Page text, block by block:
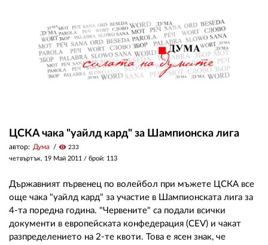
ЦСКА чака "уайлд кард" за Шампионска лига
автор: Дума visibility 233
четвъртък, 19 Май 2011 / брой: 113
Държавният първенец по волейбол при мъжете ЦСКА все
още чака "уайлд кард" за участие в Шампионската лига за
4-та поредна година. "Червените" са подали всички
документи в европейската конфедерация (CEV) и чакат
разпределението на 2-те квоти. Това е ясен знак, че